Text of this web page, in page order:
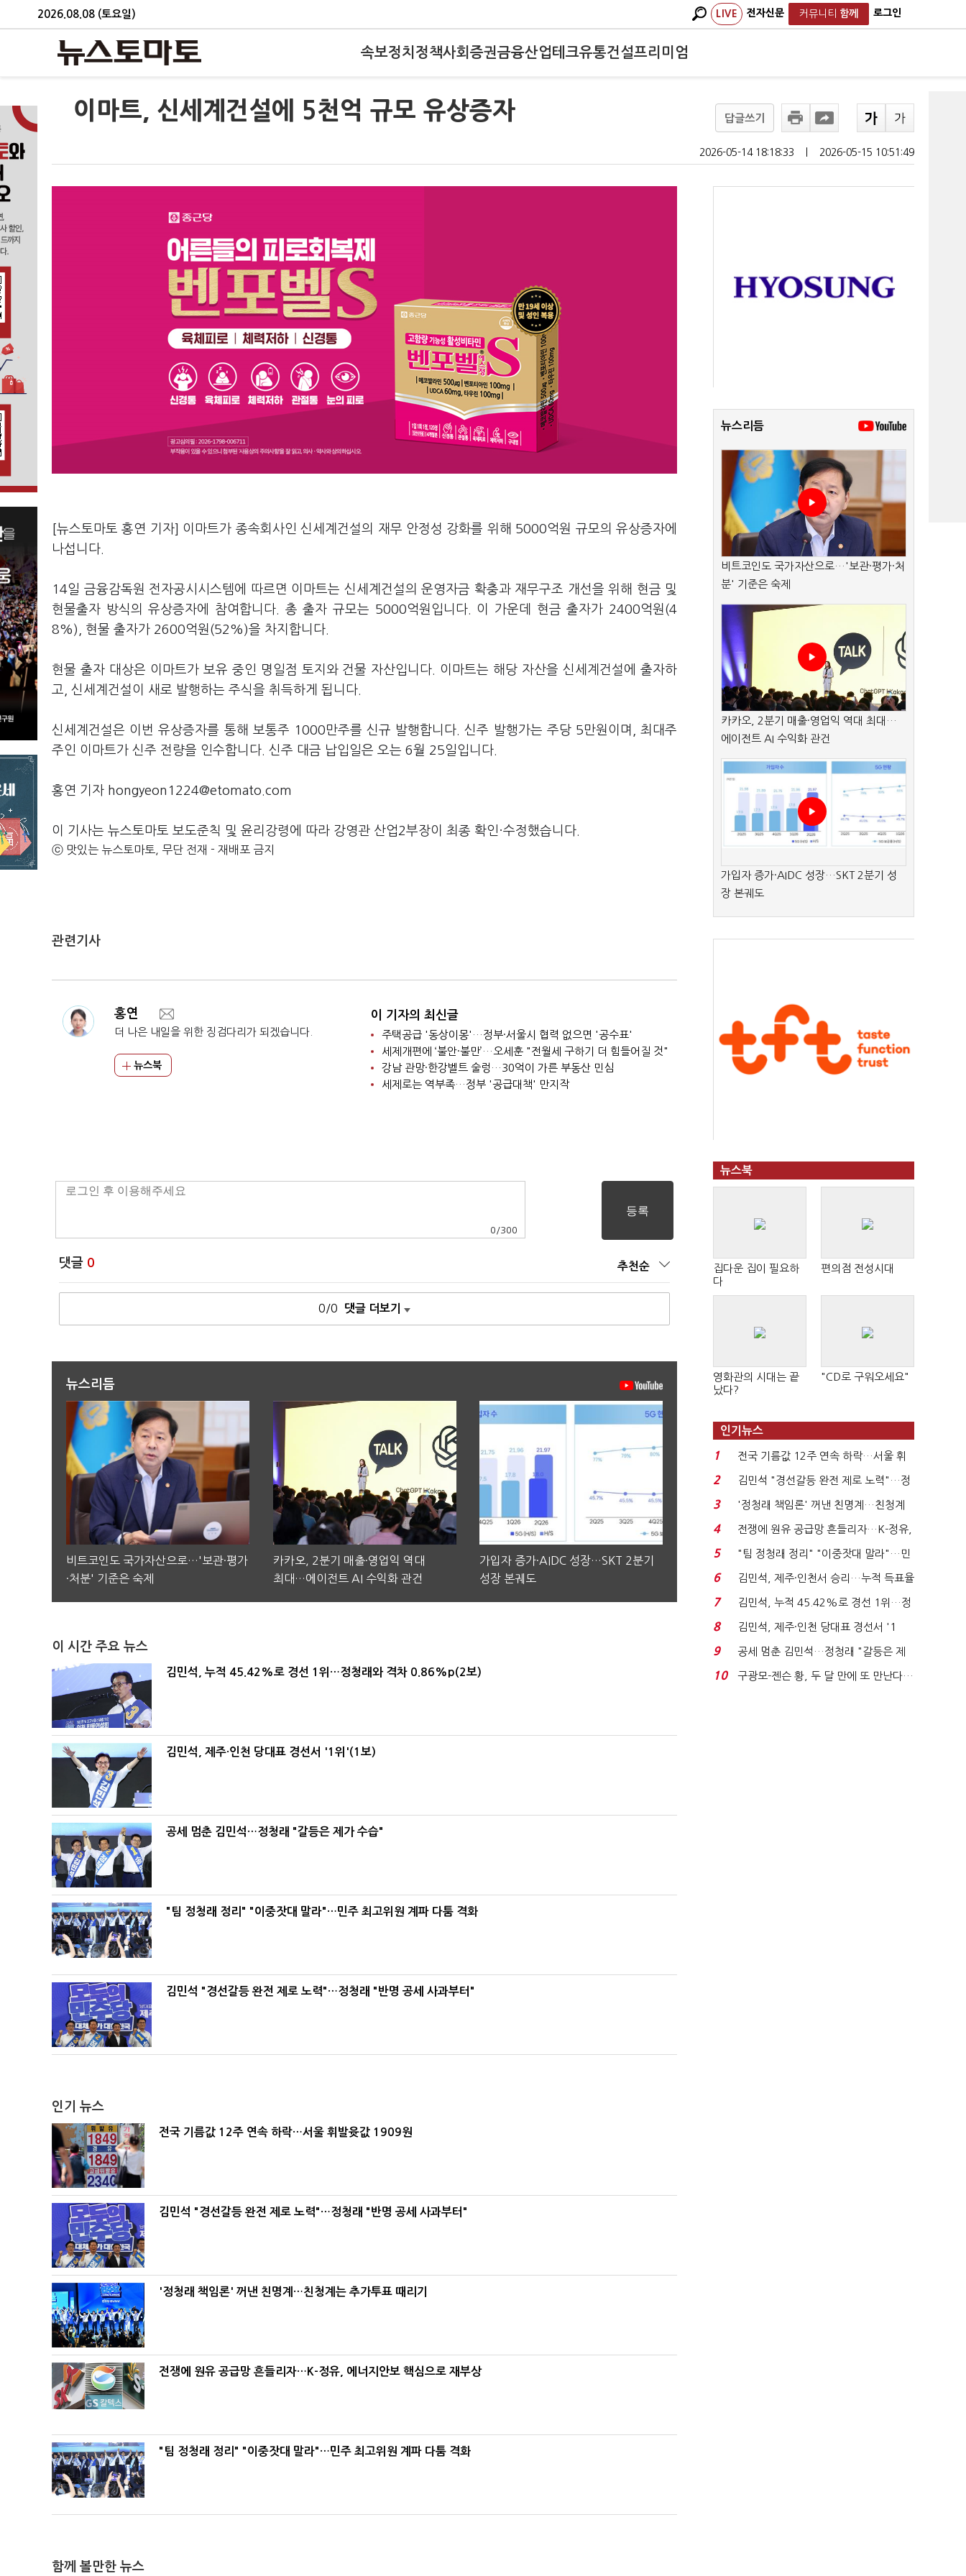
2026.08.08 (토요일) LIVE 전자신문 커뮤니티 함께 로그인
속보정치 정책사회 증권금융산업테크유통건설프리미엄
이마트, 신세계건설에 5천억 규모 유상증자 답글쓰기
2026-05-14 18:18:33 2026-05-15 10:51:49
[뉴스토마토 홍연 기자] 이마트가 종속회사인 신세계건설의 재무 안정성 강화를 위해 5000억원 규모의 유상증자에
나섭니다.
14일 금융감독원 전자공시시스템에 따르면 이마트는 신세계건설의 운영자금 확충과 재무구조 개선을 위해 현금 및
현물출자 방식의 유상증자에 참여합니다. 총 출자 규모는 5000억원입니다. 이 가운데 현금 출자가 2400억원(4
8%), 현물 출자가 2600억원(52%)을 차지합니다.
현물 출자 대상은 이마트가 보유 중인 명일점 토지와 건물 자산입니다. 이마트는 해당 자산을 신세계건설에 출자하
고, 신세계건설이 새로 발행하는 주식을 취득하게 됩니다.
신세계건설은 이번 유상증자를 통해 보통주 1000만주를 신규 발행합니다. 신주 발행가는 주당 5만원이며, 최대주
주인 이마트가 신주 전량을 인수합니다. 신주 대금 납입일은 오는 6월 25일입니다.
홍연 기자 hongyeon1224@etomato.com
이 기사는 뉴스토마토 보도준칙 및 윤리강령에 따라 강영관 산업2부장이 최종 확인·수정했습니다.
ⓒ 맛있는 뉴스토마토, 무단 전재 - 재배포 금지
관련기사
홍연
더 나은 내일을 위한 징검다리가 되겠습니다.
뉴스북
이 기자의 최신글
주택공급 '동상이몽'…정부·서울시 협력 없으면 '공수표'
세제개편에 ‘불안·불만’…오세훈 "전월세 구하기 더 힘들어질 것"
강남 관망·한강벨트 술렁…30억이 가른 부동산 민심
세제로는 역부족…정부 '공급대책' 만지작
0 /300
댓글 0 추천순
0/0 댓글 더보기
뉴스리듬
비트코인도 국가자산으로…'보관·평가
·처분' 기준은 숙제
카카오, 2분기 매출·영업익 역대
최대…에이전트 AI 수익화 관건
가입자 증가·AIDC 성장…SKT 2분기
성장 본궤도
이 시간 주요 뉴스
김민석, 누적 45.42%로 경선 1위…정청래와 격차 0.86%p(2보)
김민석, 제주·인천 당대표 경선서 '1위'(1보)
공세 멈춘 김민석…정청래 "갈등은 제가 수습"
"팀 정청래 정리" "이중잣대 말라"…민주 최고위원 계파 다툼 격화
김민석 "경선갈등 완전 제로 노력"…정청래 "반명 공세 사과부터"
인기 뉴스
전국 기름값 12주 연속 하락…서울 휘발윳값 1909원
김민석 "경선갈등 완전 제로 노력"…정청래 "반명 공세 사과부터"
'정청래 책임론' 꺼낸 친명계…친청계는 추가투표 때리기
전쟁에 원유 공급망 흔들리자…K-정유, 에너지안보 핵심으로 재부상
"팀 정청래 정리" "이중잣대 말라"…민주 최고위원 계파 다툼 격화
함께 볼만한 뉴스
뉴스리듬
비트코인도 국가자산으로…'보관·평가·처
분' 기준은 숙제
카카오, 2분기 매출·영업익 역대 최대…
에이전트 AI 수익화 관건
가입자 증가·AIDC 성장…SKT 2분기 성
장 본궤도
뉴스북
집다운 집이 필요하
다
편의점 전성시대
영화관의 시대는 끝
났다?
"CD로 구워오세요"
인기뉴스
1
전국 기름값 12주 연속 하락…서울 휘
발윳값 1909원...
2
김민석 "경선갈등 완전 제로 노력"…정
청래 "반명 공세 사...
3
'정청래 책임론' 꺼낸 친명계…친청계
는 추가투표 때리기...
4
전쟁에 원유 공급망 흔들리자…K-정유,
에너지안보 핵심...
5
"팀 정청래 정리" "이중잣대 말라"…민
주 최고위원 계파 다...
6
김민석, 제주·인천서 승리…누적 득표율
'1위 탈환'(종합)...
7
김민석, 누적 45.42%로 경선 1위…정
청래와 격차 0.86%p(...
8
김민석, 제주·인천 당대표 경선서 '1
위'(1보)...
9
공세 멈춘 김민석…정청래 "갈등은 제
가 수습"
10
구광모-젠슨 황, 두 달 만에 또 만난다…